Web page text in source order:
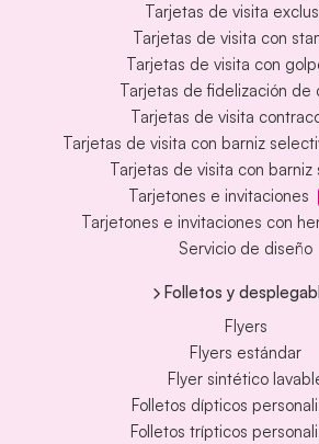
Tarjetas de visita
Tarjetas de visita con
Tarjetas de visita con
Tarjetas de fidelización de
Tarjetas de visita
Tarjetas de visita con barniz
Tarjetas de visita con barniz
Tarjetones e invitaciones
Tarjetones e invitaciones con
Servicio de diseño
Folletos y
Flyers
Flyers estándar
Flyer sintético
Folletos dípticos
Folletos trípticos